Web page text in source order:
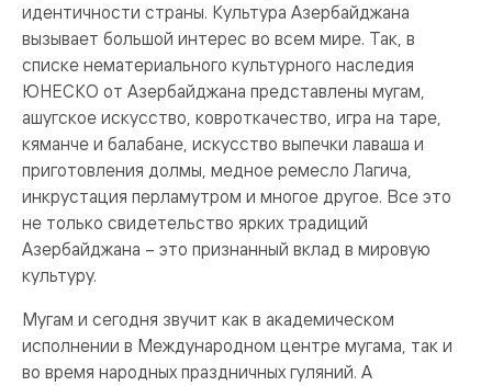
идентичности страны. Культура Азербайджана
вызывает большой интерес во всем мире. Так, в
списке нематериального культурного наследия
ЮНЕСКО от Азербайджана представлены мугам,
ашугское искусство, ковроткачество, игра на таре,
кяманче и балабане, искусство выпечки лаваша и
приготовления долмы, медное ремесло Лагича,
инкрустация перламутром и многое другое. Все это
не только свидетельство ярких традиций
Азербайджана – это признанный вклад в мировую
культуру.
Мугам и сегодня звучит как в академическом
исполнении в Международном центре мугама, так и
во время народных праздничных гуляний. А